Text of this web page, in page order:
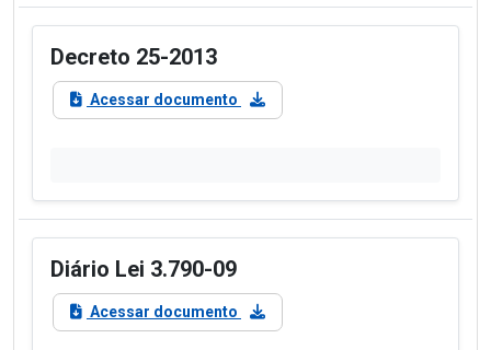
Decreto 25-2013
Acessar documento
Diário Lei 3.790-09
Acessar documento